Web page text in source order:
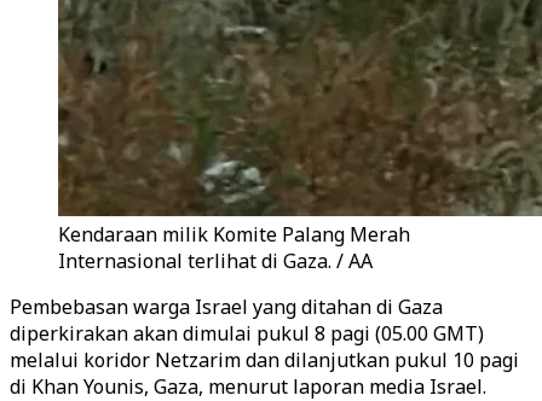
Kendaraan milik Komite Palang Merah
Internasional terlihat di Gaza. / AA
Pembebasan warga Israel yang ditahan di Gaza
diperkirakan akan dimulai pukul 8 pagi (05.00 GMT)
melalui koridor Netzarim dan dilanjutkan pukul 10 pagi
di Khan Younis, Gaza, menurut laporan media Israel.